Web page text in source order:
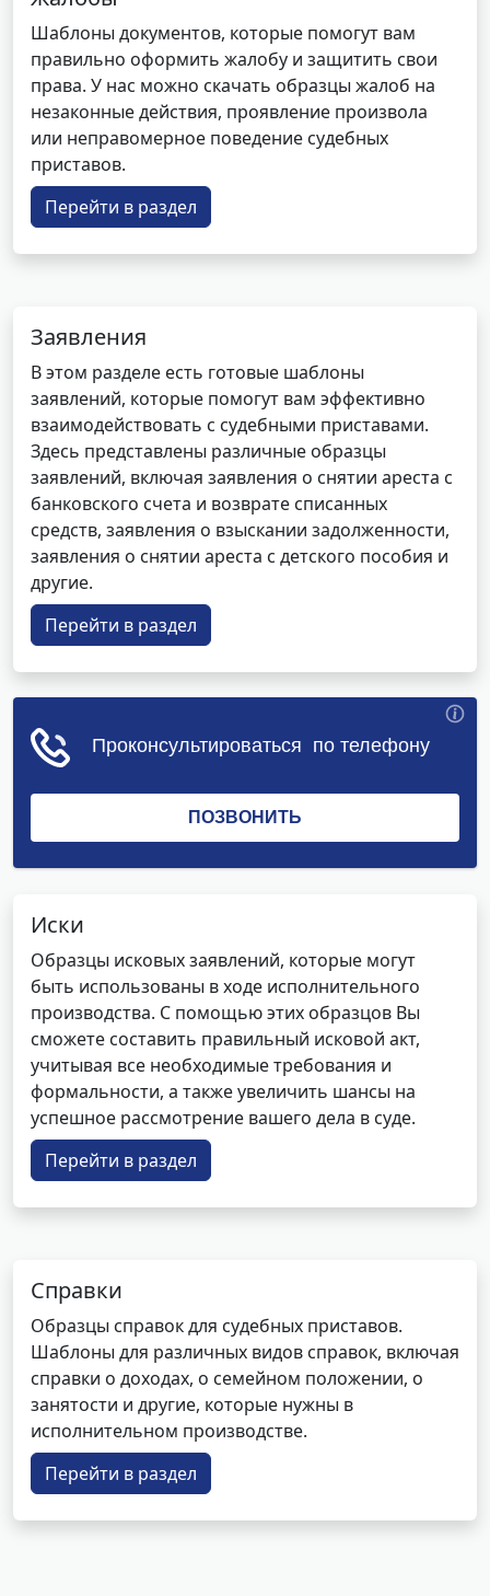
Шаблоны документов, которые помогут вам
правильно оформить жалобу и защитить свои
права. У нас можно скачать образцы жалоб на
незаконные действия, проявление произвола
или неправомерное поведение судебных
приставов.
Перейти в раздел
Заявления
В этом разделе есть готовые шаблоны
заявлений, которые помогут вам эффективно
взаимодействовать с судебными приставами.
Здесь представлены различные образцы
заявлений, включая заявления о снятии ареста с
банковского счета и возврате списанных
средств, заявления о взыскании задолженности,
заявления о снятии ареста с детского пособия и
другие.
Перейти в раздел
Иски
Образцы исковых заявлений, которые могут
быть использованы в ходе исполнительного
производства. С помощью этих образцов Вы
сможете составить правильный исковой акт,
учитывая все необходимые требования и
формальности, а также увеличить шансы на
успешное рассмотрение вашего дела в суде.
Перейти в раздел
Справки
Образцы справок для судебных приставов.
Шаблоны для различных видов справок, включая
справки о доходах, о семейном положении, о
занятости и другие, которые нужны в
исполнительном производстве.
Перейти в раздел